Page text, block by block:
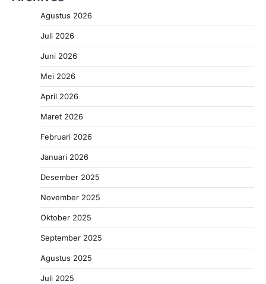
Agustus 2026
Juli 2026
Juni 2026
Mei 2026
April 2026
Maret 2026
Februari 2026
Januari 2026
Desember 2025
November 2025
Oktober 2025
September 2025
Agustus 2025
Juli 2025